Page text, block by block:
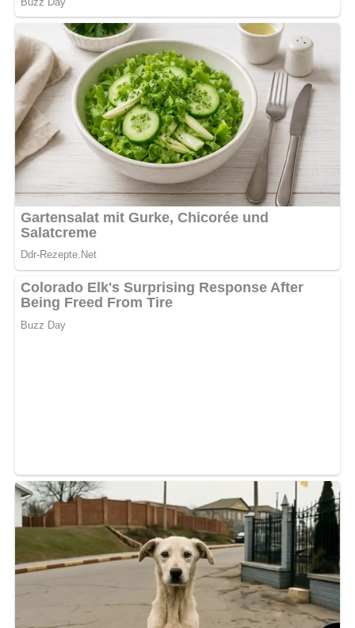
Jetzt Sterne vergeben – Rezept
bewerten
4.9/5(11 Bewertung)